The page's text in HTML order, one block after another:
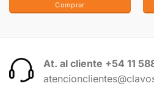
Comprar
At. al cliente +54 11